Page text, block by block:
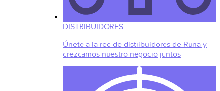
DISTRIBUIDORES
Únete a la red de distribuidores de Runa y
crezcamos nuestro negocio juntos